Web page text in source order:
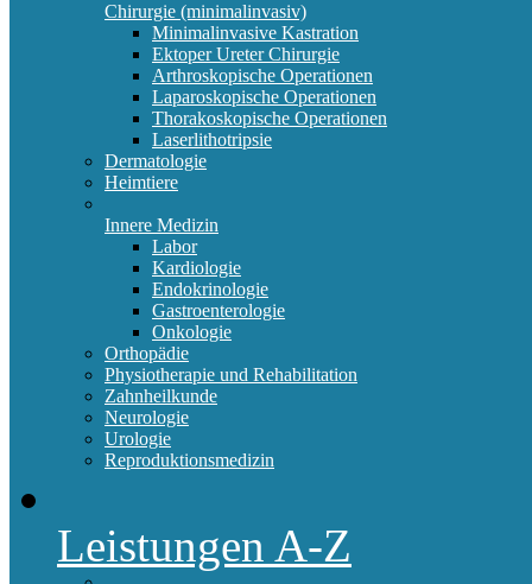
Chirurgie (minimalinvasiv)
Minimalinvasive Kastration
Ektoper Ureter Chirurgie
Arthroskopische Operationen
Laparoskopische Operationen
Thorakoskopische Operationen
Laserlithotripsie
Dermatologie
Heimtiere
Innere Medizin
Labor
Kardiologie
Endokrinologie
Gastroenterologie
Onkologie
Orthopädie
Physiotherapie und Rehabilitation
Zahnheilkunde
Neurologie
Urologie
Reproduktionsmedizin
Leistungen A-Z